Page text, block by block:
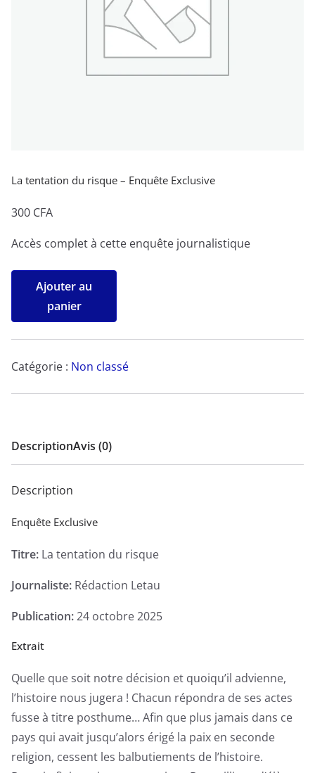
La tentation du risque – Enquête Exclusive
300 CFA
Accès complet à cette enquête journalistique
quantité
La
tentation
risque
-
Ajouter au
panier
Catégorie : Non classé
DescriptionAvis (0)
Description
Enquête Exclusive
Titre: La tentation du risque
Journaliste: Rédaction Letau
Publication:24 octobre 2025
Extrait
Quelle que soit notre décision et quoiqu’il advienne,
l’histoire nous jugera ! Chacun répondra de ses actes
fusse à titre posthume… Afin que plus jamais dans ce
pays qui avait jusqu’alors érigé la paix en seconde
religion, cessent les balbutiements de l’histoire.